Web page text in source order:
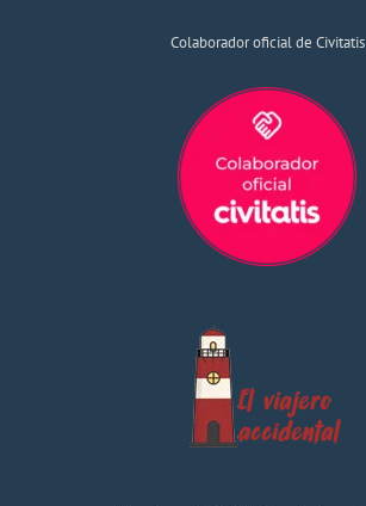
Colaborador oficial de Civitatis